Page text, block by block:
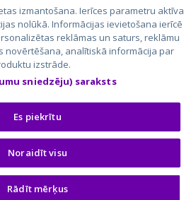
CVbankas.lt
Kainos.lt
Paslaugos.lt
auto24.ee
Osta.ee
KuldneBörs.ee
защищены.
izmantošana. Ierīces parametru aktīva
nolūkā. Informācijas ievietošana ierīcē
reklāmas un saturs, reklāmu
novērtēšana, analītiskā informācija par
izstrāde.
sniedzēju) saraksts
Es piekrītu
Noraidīt visu
Rādīt mērķus